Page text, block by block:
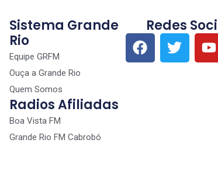
Sistema Grande
Rio
Equipe GRFM
Ouça a Grande Rio
Quem Somos
Radios Afiliadas
Boa Vista FM
Grande Rio FM Cabrobó
Redes